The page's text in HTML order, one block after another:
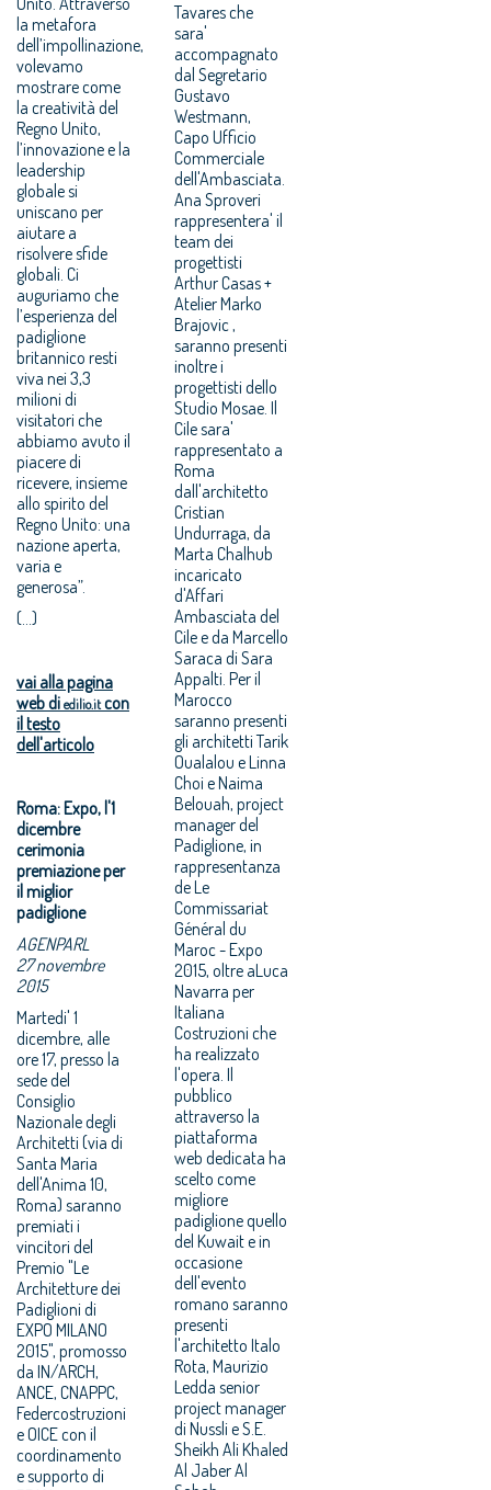
la metafora
dell’impollinazione,
volevamo
mostrare come
la creatività del
Regno Unito,
l’innovazione e la
leadership
globale si
uniscano per
aiutare a
risolvere sfide
globali. Ci
auguriamo che
l’esperienza del
padiglione
britannico resti
viva nei 3,3
milioni di
visitatori che
abbiamo avuto il
piacere di
ricevere, insieme
allo spirito del
Regno Unito: una
nazione aperta,
varia e
generosa”.
(...)
vai alla pagina
web di edilio.itcon
il testo
dell'articolo
Roma: Expo, l'1
dicembre
cerimonia
premiazione per
il miglior
padiglione
AGENPARL
27 novembre
2015
Martedi' 1
dicembre, alle
ore 17, presso la
sede del
Consiglio
Nazionale degli
Architetti (via di
Santa Maria
dell'Anima 10,
Roma) saranno
premiati i
vincitori del
Premio "Le
Architetture dei
Padiglioni di
EXPO MILANO
2015", promosso
da IN/ARCH,
ANCE, CNAPPC,
Federcostruzioni
e OICE con il
coordinamento
e supporto di
Tavares che
sara'
accompagnato
dal Segretario
Gustavo
Westmann,
Capo Ufficio
Commerciale
dell'Ambasciata.
Ana Sproveri
rappresentera' il
team dei
progettisti
Arthur Casas +
Atelier Marko
Brajovic ,
saranno presenti
inoltre i
progettisti dello
Studio Mosae. Il
Cile sara'
rappresentato a
Roma
dall'architetto
Cristian
Undurraga, da
Marta Chalhub
incaricato
d'Affari
Ambasciata del
Cile e da Marcello
Saraca di Sara
Appalti. Per il
Marocco
saranno presenti
gli architetti Tarik
Oualalou e Linna
Choi e Naima
Belouah, project
manager del
Padiglione, in
rappresentanza
de Le
Commissariat
Général du
Maroc - Expo
2015, oltre aLuca
Navarra per
Italiana
Costruzioni che
ha realizzato
l'opera. Il
pubblico
attraverso la
piattaforma
web dedicata ha
scelto come
migliore
padiglione quello
del Kuwait e in
occasione
dell'evento
romano saranno
presenti
l'architetto Italo
Rota, Maurizio
Ledda senior
project manager
di Nussli e S.E.
Sheikh Ali Khaled
Al Jaber Al